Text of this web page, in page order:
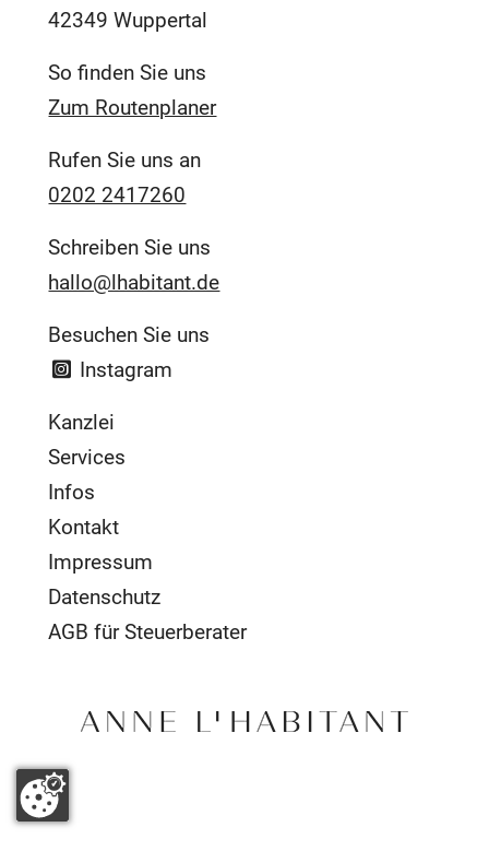
42349 Wuppertal
So finden Sie uns
Zum Routenplaner
Rufen Sie uns an
0202 2417260
Schreiben Sie uns
hallo@lhabitant.de
Besuchen Sie uns
Instagram
Kanzlei
Services
Infos
Kontakt
Impressum
Datenschutz
AGB für Steuerberater